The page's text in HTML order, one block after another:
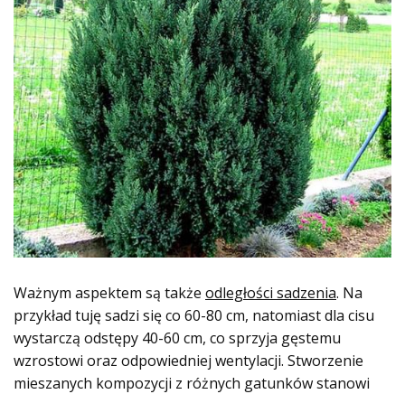
Ważnym aspektem są także odległości sadzenia. Na
przykład tuję sadzi się co 60-80 cm, natomiast dla cisu
wystarczą odstępy 40-60 cm, co sprzyja gęstemu
wzrostowi oraz odpowiedniej wentylacji. Stworzenie
mieszanych kompozycji z różnych gatunków stanowi